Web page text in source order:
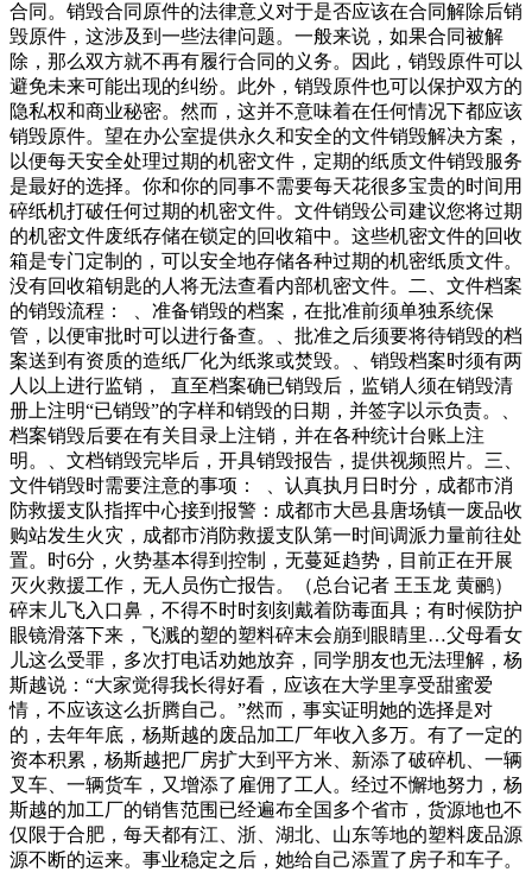
合同。销毁合同原件的法律意义对于是否应该在合同解除后销
毁原件，这涉及到一些法律问题。一般来说，如果合同被解
除，那么双方就不再有履行合同的义务。因此，销毁原件可以
避免未来可能出现的纠纷。此外，销毁原件也可以保护双方的
隐私权和商业秘密。然而，这并不意味着在任何情况下都应该
销毁原件。望在办公室提供永久和安全的文件销毁解决方案，
以便每天安全处理过期的机密文件，定期的纸质文件销毁服务
是最好的选择。你和你的同事不需要每天花很多宝贵的时间用
碎纸机打破任何过期的机密文件。文件销毁公司建议您将过期
的机密文件废纸存储在锁定的回收箱中。这些机密文件的回收
箱是专门定制的，可以安全地存储各种过期的机密纸质文件。
没有回收箱钥匙的人将无法查看内部机密文件。二、文件档案
的销毁流程： 、准备销毁的档案，在批准前须单独系统保
管，以便审批时可以进行备查。、批准之后须要将待销毁的档
案送到有资质的造纸厂化为纸浆或焚毁。、销毁档案时须有两
人以上进行监销， 直至档案确已销毁后，监销人须在销毁清
册上注明“已销毁”的字样和销毁的日期，并签字以示负责。、
档案销毁后要在有关目录上注销，并在各种统计台账上注
明。、文档销毁完毕后，开具销毁报告，提供视频照片。三、
文件销毁时需要注意的事项： 、认真执月日时分，成都市消
防救援支队指挥中心接到报警：成都市大邑县唐场镇一废品收
购站发生火灾，成都市消防救援支队第一时间调派力量前往处
置。时6分，火势基本得到控制，无蔓延趋势，目前正在开展
灭火救援工作，无人员伤亡报告。（总台记者 王玉龙 黄鹂）
碎末儿飞入口鼻，不得不时时刻刻戴着防毒面具；有时候防护
眼镜滑落下来，飞溅的塑的塑料碎末会崩到眼睛里…父母看女
儿这么受罪，多次打电话劝她放弃，同学朋友也无法理解，杨
斯越说：“大家觉得我长得好看，应该在大学里享受甜蜜爱
情，不应该这么折腾自己。”然而，事实证明她的选择是对
的，去年年底，杨斯越的废品加工厂年收入多万。有了一定的
资本积累，杨斯越把厂房扩大到平方米、新添了破碎机、一辆
叉车、一辆货车，又增添了雇佣了工人。经过不懈地努力，杨
斯越的加工厂的销售范围已经遍布全国多个省市，货源地也不
仅限于合肥，每天都有江、浙、湖北、山东等地的塑料废品源
源不断的运来。事业稳定之后，她给自己添置了房子和车子。